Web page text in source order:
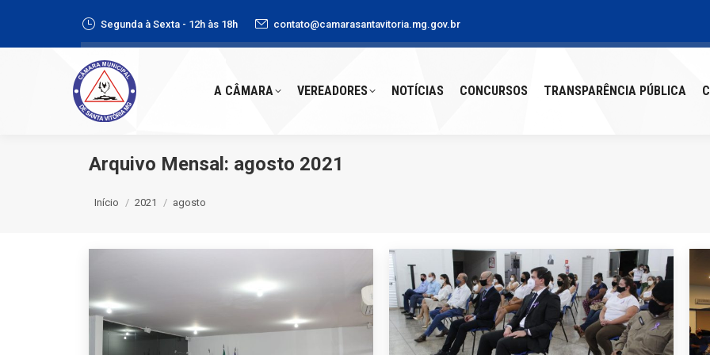
Segunda à Sexta - 12h às 18h contato@camarasantavitoria.mg.gov.br
A CÂMARA VEREADORES NOTÍCIAS CONCURSOS TRANSPARÊNCIA PÚBLICA
Arquivo Mensal: agosto 2021
Início 2021 agosto
A CÂMARA VEREADORES NOTÍCIAS CONCURSOS